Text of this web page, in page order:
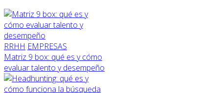
RRHH EMPRESAS
Matriz 9 box: qué es y cómo
evaluar talento y desempeño